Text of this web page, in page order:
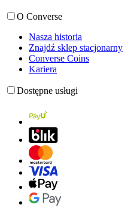
O Converse
Nasza historia
Znajdź sklep stacjonarny
Converse Coins
Kariera
Dostępne usługi